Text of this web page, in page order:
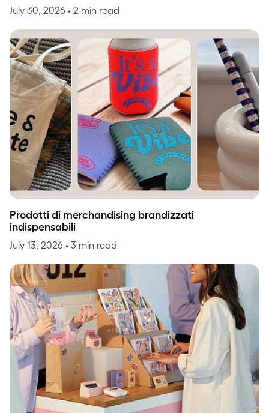
July 30, 2026 • 2 min read
Prodotti di merchandising brandizzati
indispensabili
July 13, 2026 • 3 min read